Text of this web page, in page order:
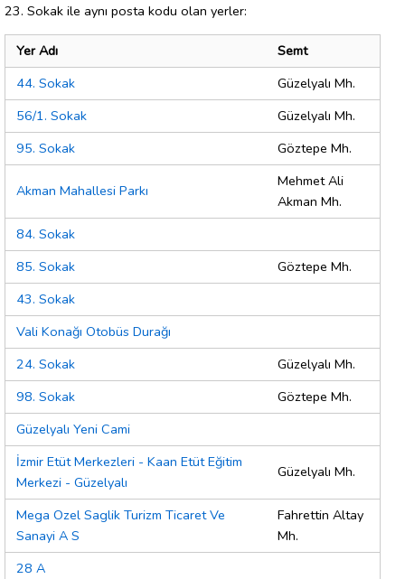
23. Sokak ile aynı posta kodu olan yerler:
Yer Adı
Semt
44. Sokak
Güzelyalı Mh.
56/1. Sokak
Güzelyalı Mh.
95. Sokak
Göztepe Mh.
Akman Mahallesi Parkı
Mehmet Ali
Akman Mh.
84. Sokak
85. Sokak
Göztepe Mh.
43. Sokak
Vali Konağı Otobüs Durağı
24. Sokak
Güzelyalı Mh.
98. Sokak
Göztepe Mh.
Güzelyalı Yeni Cami
İzmir Etüt Merkezleri - Kaan Etüt Eğitim
Merkezi - Güzelyalı
Güzelyalı Mh.
Mega Ozel Saglik Turizm Ticaret Ve
Sanayi A S
Fahrettin Altay
Mh.
28 A